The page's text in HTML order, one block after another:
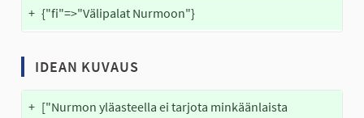
+ {"fi"=>"Välipalat Nurmoon"}
IDEAN KUVAUS
+ ["Nurmon yläasteella ei tarjota minkäänlaista